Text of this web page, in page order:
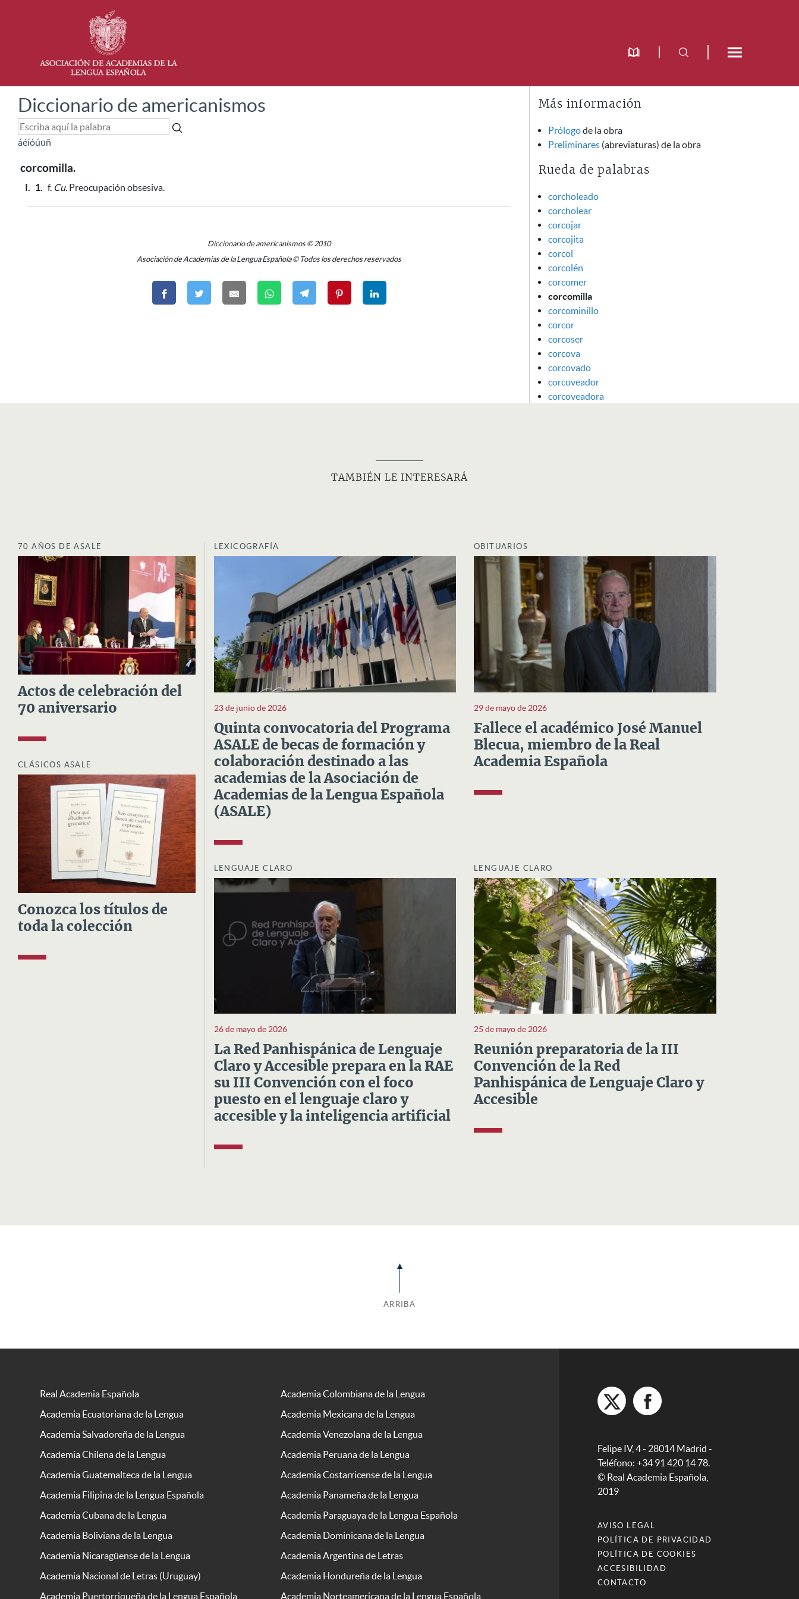
Diccionario de americanismos
áéíóúüñ
corcomilla.
I. 1. f. Cu. Preocupación obsesiva.
Diccionario de americanismos © 2010
Asociación de Academias de la Lengua Española © Todos los derechos reservados
Más información
Prólogode la obra
Preliminares (abreviaturas) de la obra
Rueda de palabras
corcholeado
corcholear
corcojar
corcojita
corcol
corcolén
corcomer
corcomilla
corcominillo
corcor
corcoser
corcova
corcovado
corcoveador
corcoveadora
TAMBIÉN LE INTERESARÁ
70 AÑOS DE ASALE
Actos de celebración del
70 aniversario
CLÁSICOS ASALE
Conozca los títulos de
toda la colección
LEXICOGRAFÍA
23 de junio de 2026
Quinta convocatoria del Programa
ASALE de becas de formación y
colaboración destinado a las
academias de la Asociación de
Academias de la Lengua Española
(ASALE)
OBITUARIOS
29 de mayo de 2026
Fallece el académico José Manuel
Blecua, miembro de la Real
Academia Española
LENGUAJE CLARO
26 de mayo de 2026
La Red Panhispánica de Lenguaje
Claro y Accesible prepara en la RAE
su III Convención con el foco
puesto en el lenguaje claro y
accesible y la inteligencia artificial
LENGUAJE CLARO
25 de mayo de 2026
Reunión preparatoria de la III
Convención de la Red
Panhispánica de Lenguaje Claro y
Accesible
ARRIBA
Real Academia Española
Academia Colombiana de la Lengua
Academia Ecuatoriana de la Lengua
Academia Mexicana de la Lengua
Academia Salvadoreña de la Lengua
Academia Venezolana de la Lengua
Academia Chilena de la Lengua
Academia Peruana de la Lengua
Academia Guatemalteca de la Lengua
Academia Costarricense de la Lengua
Academia Filipina de la Lengua Española
Academia Panameña de la Lengua
Academia Cubana de la Lengua
Academia Paraguaya de la Lengua Española
Academia Boliviana de la Lengua
Academia Dominicana de la Lengua
Academia Nicaragüense de la Lengua
Academia Argentina de Letras
Academia Nacional de Letras (Uruguay)
Academia Hondureña de la Lengua
Academia Puertorriqueña de la Lengua Española
Academia Norteamericana de la Lengua Española
Felipe IV, 4 - 28014 Madrid -
Teléfono: +34 91 420 14 78.
© Real Academia Española,
2019
AVISO LEGAL
POLÍTICA DE PRIVACIDAD
POLÍTICA DE COOKIES
ACCESIBILIDAD
CONTACTO